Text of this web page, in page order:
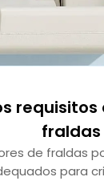
fraldas
de fraldas
para